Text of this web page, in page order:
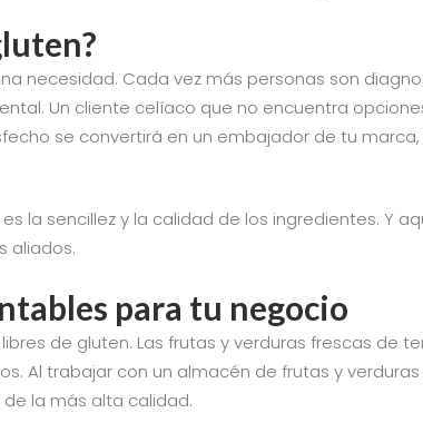
necesidad. Cada vez más personas son
Un cliente celíaco que no encuentra
se convertirá en un embajador de tu
la sencillez y la calidad de los ingredientes. Y
aliados.
para tu negocio
de gluten. Las frutas y verduras frescas de
Al trabajar con un almacén de frutas y verduras
la más alta calidad.